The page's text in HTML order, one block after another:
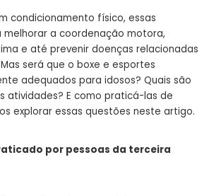
condicionamento físico, essas
a coordenação motora,
e até prevenir doenças relacionadas
será que o boxe e esportes
adequados para idosos? Quais são
atividades? E como praticá-las de
explorar essas questões neste artigo.
por pessoas da terceira